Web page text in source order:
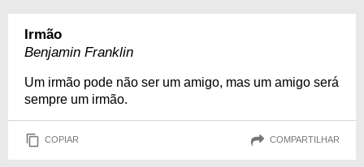
Irmão
Benjamin Franklin
Um irmão pode não ser um amigo, mas um amigo será
sempre um irmão.
COPIAR COMPARTILHAR